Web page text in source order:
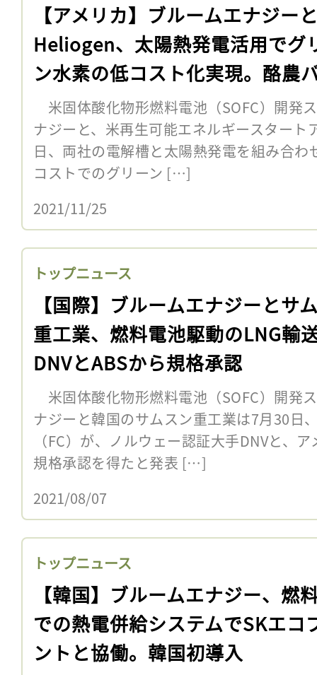
【アメリカ】ブルームエナジー
Heliogen、太陽熱発電活用でグ
ン水素の低コスト化実現。酪農
ガス生成も
米固体酸化物形燃料電池（SOFC）開発
ナジーと、米再生可能エネルギースター
日、両社の電解槽と太陽熱発電を組み合
コストでのグリーン […]
2021/11/25
トップニュース
【国際】ブルームエナジーとサ
重工業、燃料電池駆動のLNG輸
DNVとABSから規格承認
米固体酸化物形燃料電池（SOFC）開発
ナジーと韓国のサムスン重工業は7月30日
（FC）が、ノルウェー認証大手DNVと、
規格承認を得たと発表 […]
2021/08/07
トップニュース
【韓国】ブルームエナジー、燃
での熱電併給システムでSKエコ
ントと協働。韓国初導入